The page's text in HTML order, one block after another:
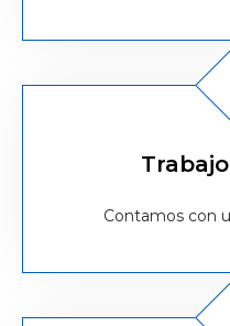
Contamos con